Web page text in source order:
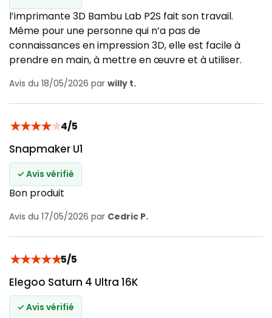
l’imprimante 3D Bambu Lab P2S fait son travail.
Même pour une personne qui n’a pas de
connaissances en impression 3D, elle est facile à
prendre en main, à mettre en œuvre et à utiliser.
Avis du 18/05/2026 par willy t.
★★★★★4/5
Snapmaker U1
✓ Avis vérifié
Bon produit
Avis du 17/05/2026 par Cedric P.
★★★★★5/5
Elegoo Saturn 4 Ultra 16K
✓ Avis vérifié